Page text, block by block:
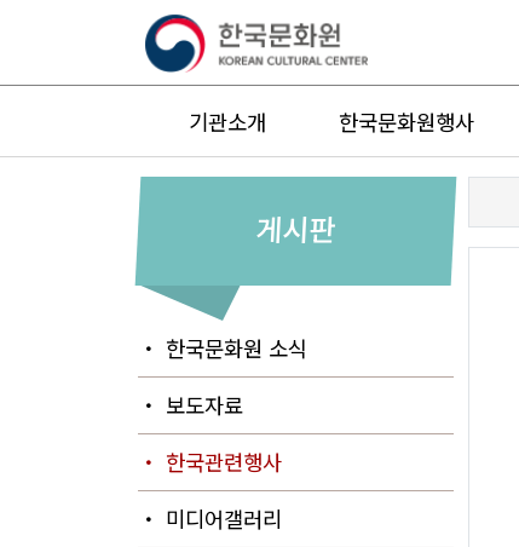
기관소개 한국문화원행사
게시판
・ 한국문화원 소식
・ 보도자료
・ 한국관련행사
・ 미디어갤러리